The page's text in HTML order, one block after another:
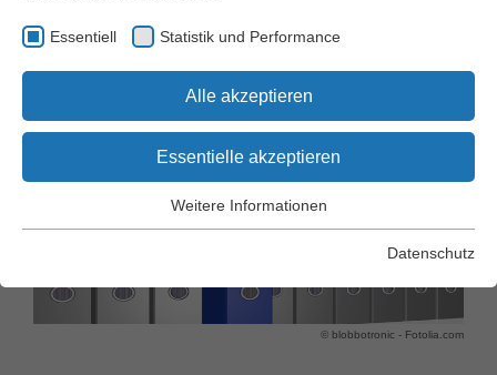
DOK-Zahlen -
Obergruppenübersicht
© blobbotronic - Fotolia.com
Essentiell Statistik und Performance
Alle akzeptieren
Essentielle akzeptieren
Essentielle Cookies werden für grundlegende Funktionen der
Webseite einwandfrei funktioniert.
Cookie-Informationen
Weitere Informationen
Datenschutz